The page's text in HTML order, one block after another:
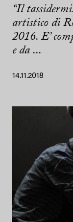
“Il
artistico di
2016. E’
e da ...
14.11.2018